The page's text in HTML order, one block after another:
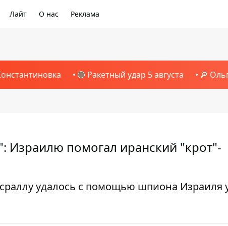
Лайт О нас Реклама
🔴 Ракетный удар 5 августа 🔎
Израилю помогал иранский "крот"-
удалось с помощью шпиона Израиля